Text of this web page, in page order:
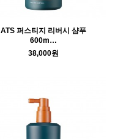
ATS 퍼스티지 리버시 샴푸
600m…
38,000원